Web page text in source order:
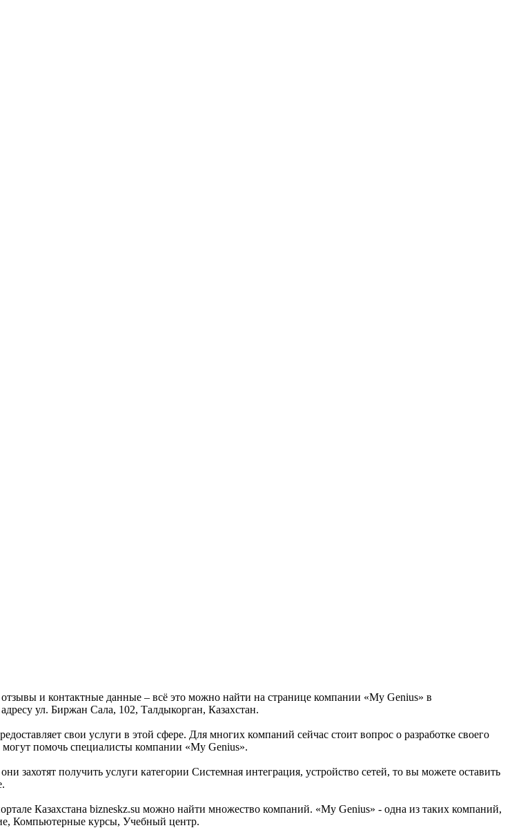
и контактные данные – всё это можно найти на странице компании «My Genius» в
ул. Биржан Сала, 102, Талдыкорган, Казахстан.
свои услуги в этой сфере. Для многих компаний сейчас стоит вопрос о разработке своего
помочь специалисты компании «My Genius».
захотят получить услуги категории Системная интеграция, устройство сетей, то вы можете оставить
Казахстана bizneskz.su можно найти множество компаний. «My Genius» - одна из таких компаний,
Компьютерные курсы, Учебный центр.